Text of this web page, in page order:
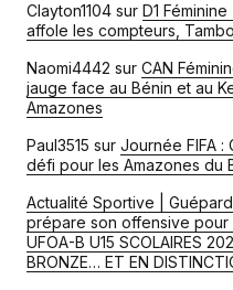
Clayton1104 sur D1
affole les compteurs,
Naomi4442 sur CAN
jauge face au Bénin et au
Amazones
Paul3515 sur Journée FIFA :
défi pour les Amazones du
Actualité Sportive |
prépare son offensive pour
UFOA-B U15 SCOLAIRES
BRONZE… ET EN